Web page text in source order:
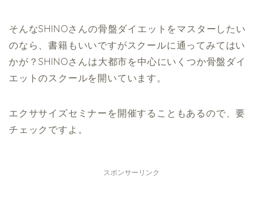
そんなSHINOさんの骨盤ダイエットをマスターしたい
のなら、書籍もいいですがスクールに通ってみてはい
かが？SHINOさんは大都市を中心にいくつか骨盤ダイ
エットのスクールを開いています。
エクササイズセミナーを開催することもあるので、要
チェックですよ。
スポンサーリンク